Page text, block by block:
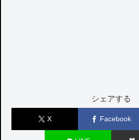
シェアする
X Facebook